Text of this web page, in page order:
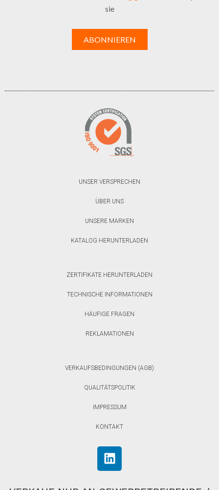
sie
UNSER VERSPRECHEN
ÜBER UNS
UNSERE MARKEN
KATALOG HERUNTERLADEN
ZERTIFIKATE HERUNTERLADEN
TECHNISCHE INFORMATIONEN
HÄUFIGE FRAGEN
REKLAMATIONEN
VERKAUFSBEDINGUNGEN (AGB)
QUALITÄTSPOLITIK
IMPRESSUM
KONTAKT